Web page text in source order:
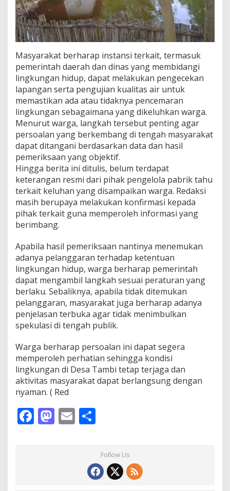
Masyarakat berharap instansi terkait, termasuk
pemerintah daerah dan dinas yang membidangi
lingkungan hidup, dapat melakukan pengecekan
lapangan serta pengujian kualitas air untuk
memastikan ada atau tidaknya pencemaran
lingkungan sebagaimana yang dikeluhkan warga.
Menurut warga, langkah tersebut penting agar
persoalan yang berkembang di tengah masyarakat
dapat ditangani berdasarkan data dan hasil
pemeriksaan yang objektif.
Hingga berita ini ditulis, belum terdapat
keterangan resmi dari pihak pengelola pabrik tahu
terkait keluhan yang disampaikan warga. Redaksi
masih berupaya melakukan konfirmasi kepada
pihak terkait guna memperoleh informasi yang
berimbang.
Apabila hasil pemeriksaan nantinya menemukan
adanya pelanggaran terhadap ketentuan
lingkungan hidup, warga berharap pemerintah
dapat mengambil langkah sesuai peraturan yang
berlaku. Sebaliknya, apabila tidak ditemukan
pelanggaran, masyarakat juga berharap adanya
penjelasan terbuka agar tidak menimbulkan
spekulasi di tengah publik.
Warga berharap persoalan ini dapat segera
memperoleh perhatian sehingga kondisi
lingkungan di Desa Tambi tetap terjaga dan
aktivitas masyarakat dapat berlangsung dengan
nyaman. ( Red
F M E
ar
eFollow Us